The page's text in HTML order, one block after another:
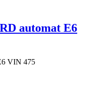
automat E6
VIN 475